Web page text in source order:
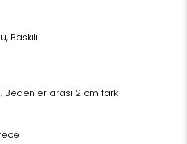
Baskılı
Bedenler arası 2 cm fark